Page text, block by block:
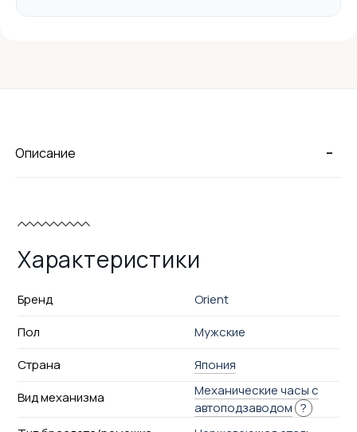
-
Описание
Характеристики
Бренд
Orient
Пол
Мужские
Страна
Япония
Вид механизма
Механические часы с
автоподзаводом ?